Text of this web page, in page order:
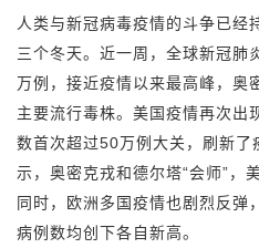
人类与新冠病毒疫情的斗争已经
三个冬天。近一周，全球新冠肺
万例，接近疫情以来最高峰，奥
主要流行毒株。美国疫情再次出
数首次超过50万例大关，刷新了
示，奥密克戎和德尔塔“会师”，
同时，欧洲多国疫情也剧烈反弹
病例数均创下各自新高。